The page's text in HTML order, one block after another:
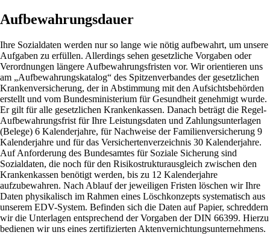
Aufbewahrungsdauer
Ihre Sozialdaten werden nur so lange wie nötig aufbewahrt, um unsere
Aufgaben zu erfüllen. Allerdings sehen gesetzliche Vorgaben oder
Verordnungen längere Aufbewahrungsfristen vor. Wir orientieren uns
am „Aufbewahrungskatalog“ des Spitzenverbandes der gesetzlichen
Krankenversicherung, der in Abstimmung mit den Aufsichtsbehörden
erstellt und vom Bundesministerium für Gesundheit genehmigt wurde.
Er gilt für alle gesetzlichen Krankenkassen. Danach beträgt die Regel-
Aufbewahrungsfrist für Ihre Leistungsdaten und Zahlungsunterlagen
(Belege) 6 Kalenderjahre, für Nachweise der Familienversicherung 9
Kalenderjahre und für das Versichertenverzeichnis 30 Kalenderjahre.
Auf Anforderung des Bundesamtes für Soziale Sicherung sind
Sozialdaten, die noch für den Risikostrukturausgleich zwischen den
Krankenkassen benötigt werden, bis zu 12 Kalenderjahre
aufzubewahren. Nach Ablauf der jeweiligen Fristen löschen wir Ihre
Daten physikalisch im Rahmen eines Löschkonzepts systematisch aus
unserem EDV-System. Befinden sich die Daten auf Papier, schreddern
wir die Unterlagen entsprechend der Vorgaben der DIN 66399. Hierzu
bedienen wir uns eines zertifizierten Aktenvernichtungsunternehmens.